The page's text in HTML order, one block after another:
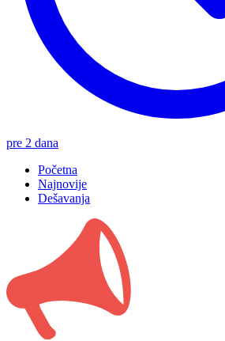
pre 2 dana
Početna
Najnovije
Dešavanja